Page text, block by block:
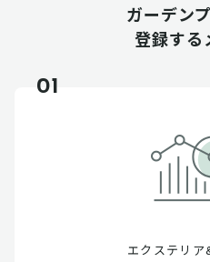
ガーデン
登録する
01
エクステリア